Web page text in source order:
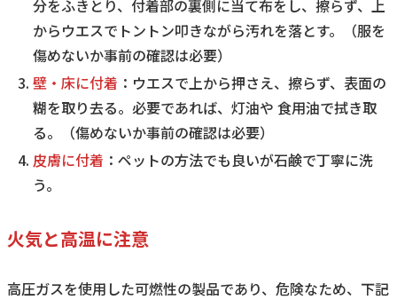
分をふきとり、付着部の裏側に当て布をし、擦らず、上
からウエスでトントン叩きながら汚れを落とす。（服を
傷めないか事前の確認は必要）
壁・床に付着 ：ウエスで上から押さえ、擦らず、表面の
糊を取り去る。必要であれば、灯油や 食用油で拭き取
る。（傷めないか事前の確認は必要）
皮膚に付着 ：ペットの方法でも良いが石鹸で丁寧に洗
う。
火気と高温に注意
高圧ガスを使用した可燃性の製品であり、危険なため、下記